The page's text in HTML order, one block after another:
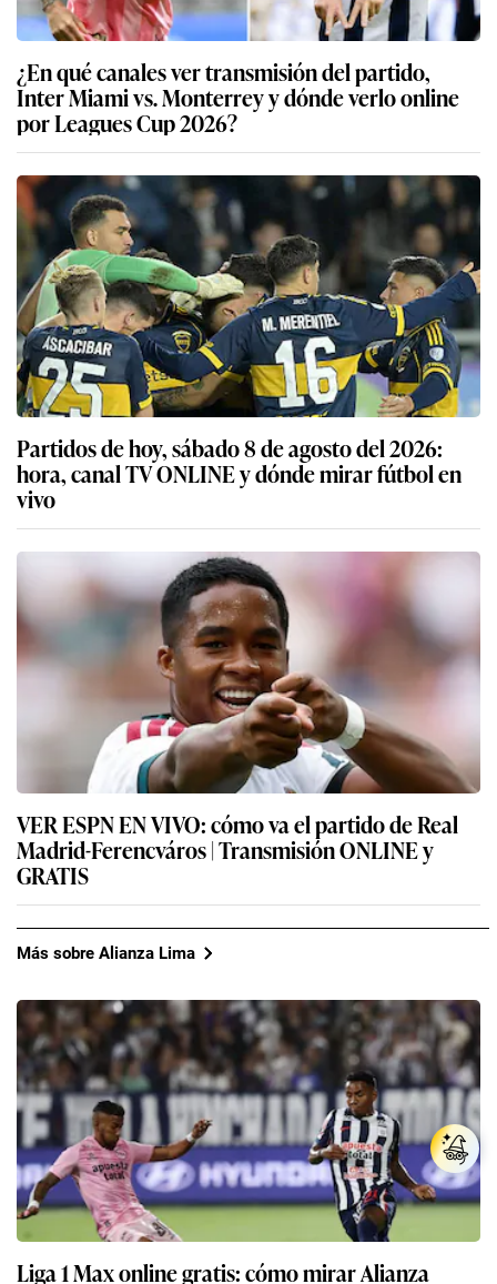
¿En qué canales ver transmisión del partido,
Inter Miami vs. Monterrey y dónde verlo online
por Leagues Cup 2026?
Partidos de hoy, sábado 8 de agosto del 2026:
hora, canal TV ONLINE y dónde mirar fútbol en
vivo
VER ESPN EN VIVO: cómo va el partido de Real
Madrid-Ferencváros | Transmisión ONLINE y
GRATIS
Más sobre Alianza Lima
Liga 1 Max online gratis: cómo mirar Alianza